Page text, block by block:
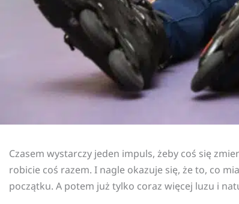
Czasem wystarczy jeden impuls, żeby coś się
robicie coś razem. I nagle okazuje się, że to, co
początku. A potem już tylko coraz więcej luzu i